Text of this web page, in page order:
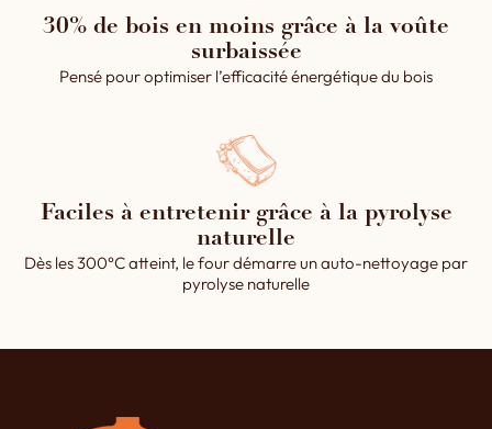
30% de bois en moins grâce à la voûte
surbaissée
Pensé pour optimiser l’efficacité énergétique du bois
Faciles à entretenir grâce à la pyrolyse
naturelle
Dès les 300°C atteint, le four démarre un auto-nettoyage par
pyrolyse naturelle